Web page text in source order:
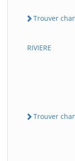
Trouver
RIVIERE
Trouver